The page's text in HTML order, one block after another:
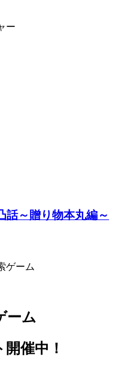
ー
話～贈り物本丸編～
ゲーム
ーム
催中！